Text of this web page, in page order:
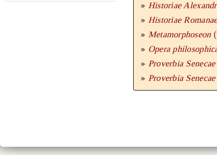
» Historiae
» Historiae
» Metamorphoseon
» Opera
» Proverbia
» Proverbia